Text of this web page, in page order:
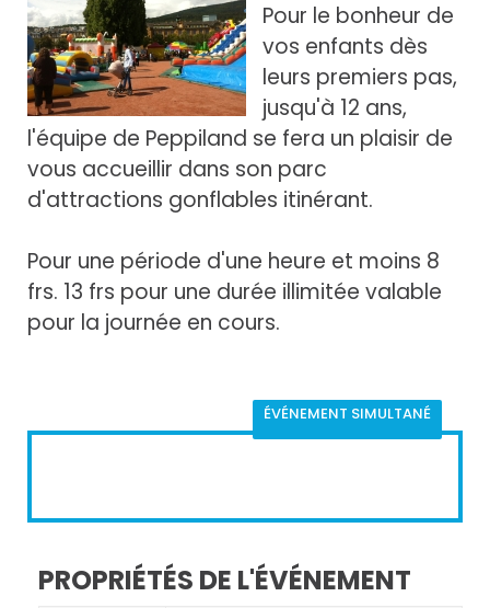
Pour le bonheur de
vos enfants dès
leurs premiers pas,
jusqu'à 12 ans,
l'équipe de Peppiland se fera un plaisir de
vous accueillir dans son parc
d'attractions gonflables itinérant.
Pour une période d'une heure et moins 8
frs. 13 frs pour une durée illimitée valable
pour la journée en cours.
ÉVÉNEMENT SIMULTANÉ
PROPRIÉTÉS DE L'ÉVÉNEMENT